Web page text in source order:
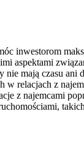
inwestorom
aspektami
mają czasu ani
w relacjach z
z najemcami